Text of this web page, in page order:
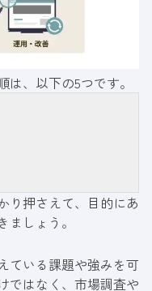
、以下の5つです。
り押さえて、目的にあ
しょう。
ている課題や強みを可
ではなく、市場調査や